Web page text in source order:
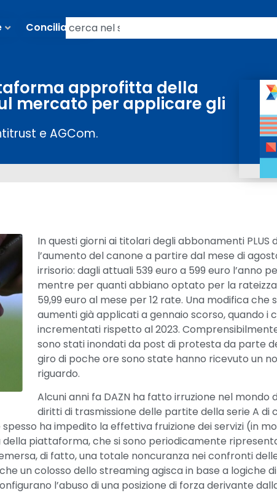
Conciliazioni
approfitta della
mercato per applicare gli
e AGCom.
In questi giorni ai titolari degli abbonamenti
l’aumento del canone a partire dal mese di
irrisorio: dagli attuali 539 euro a 599 euro l’anno
mentre per quanti abbiano optato per la
59,99 euro al mese per 12 rate. Una modifica che
aumenti già applicati a gennaio scorso, quando i
incrementati rispetto al 2023.
sono stati inondati da post di protesta da parte
giro di poche ore sono state hanno ricevuto un
riguardo.
Alcuni anni fa DAZN ha fatto irruzione nel mondo
diritti di trasmissione delle partite della serie A
ha impedito la effettiva fruizione dei servizi (in
piattaforma, che si sono periodicamente
di fatto, una totale noncuranza nei confronti
un colosso dello streaming agisca in base a logiche
l’abuso di una posizione di forza derivante